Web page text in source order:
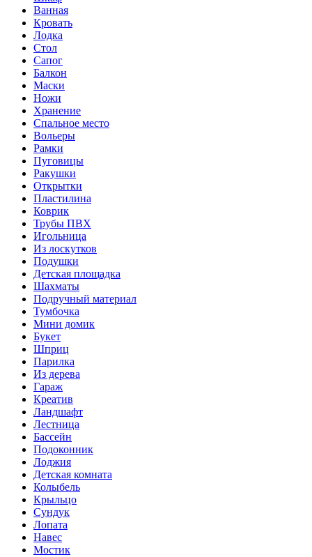
Ванная
Кровать
Лодка
Стол
Сапог
Балкон
Маски
Ножи
Хранение
Спальное место
Вольеры
Рамки
Пуговицы
Ракушки
Открытки
Пластилина
Коврик
Трубы ПВХ
Игольница
Из лоскутков
Подушки
Детская площадка
Шахматы
Подручный материал
Тумбочка
Мини домик
Букет
Шприц
Парилка
Из дерева
Гараж
Креатив
Ландшафт
Лестница
Бассейн
Подоконник
Лоджия
Детская комната
Колыбель
Крыльцо
Сундук
Лопата
Навес
Мостик